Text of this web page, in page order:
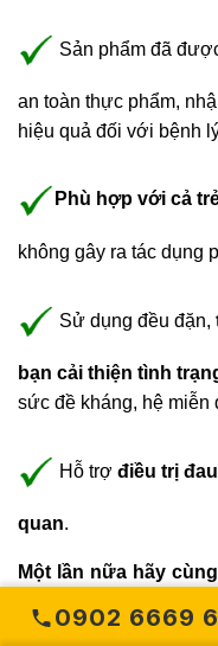
Sản phẩm đã
an toàn thực phẩm,
hiệu quả đối với bệnh
Phù hợp với cả
không gây ra tác dụng
Sử dụng đều đặn,
bạn cải thiện tình
sức đề kháng, hệ miễn
Hỗ trợ điều trị
quan.
Một lần nữa hãy
bị các vấn đề về dạ
0902 6669